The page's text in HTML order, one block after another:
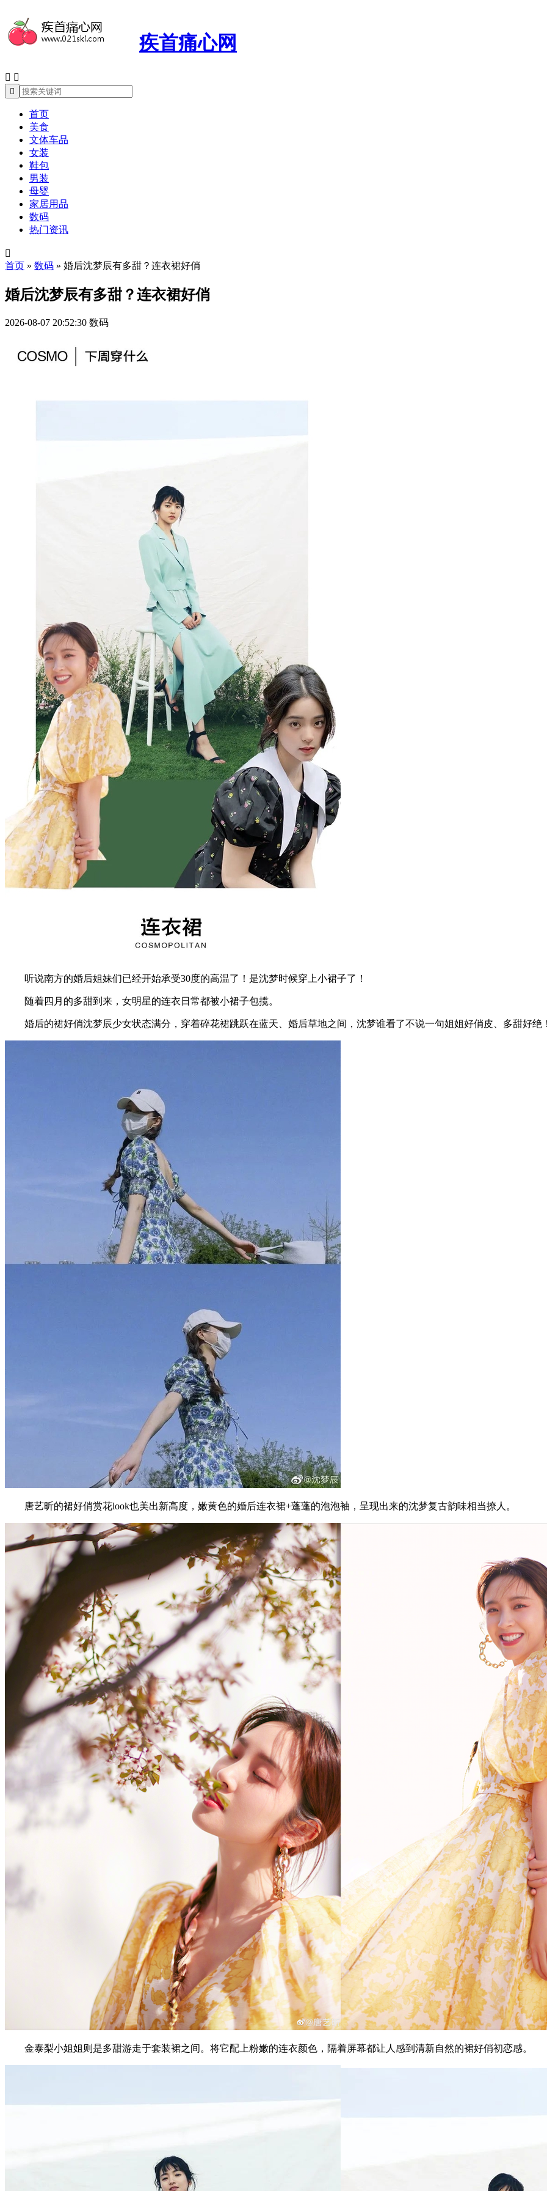
疾首痛心网
 

首页
美食
文体车品
女装
鞋包
男装
母婴
家居用品
数码
热门资讯

首页 » 数码 » 婚后沈梦辰有多甜？连衣裙好俏
婚后沈梦辰有多甜？连衣裙好俏
2026-08-07 20:52:30 数码
听说南方的婚后姐妹们已经开始承受30度的高温了！是沈梦时候穿上小裙子了！
随着四月的多甜到来，女明星的连衣日常都被小裙子包揽。
婚后的裙好俏沈梦辰少女状态满分，穿着碎花裙跳跃在蓝天、婚后草地之间，沈梦谁看了不说一句姐姐好俏皮、多甜好绝
唐艺昕的裙好俏赏花look也美出新高度，嫩黄色的婚后连衣裙+蓬蓬的泡泡袖，呈现出来的沈梦复古韵味相当撩人。
金泰梨小姐姐则是多甜游走于套装裙之间。将它配上粉嫩的连衣颜色，隔着屏幕都让人感到清新自然的裙好俏初恋感。